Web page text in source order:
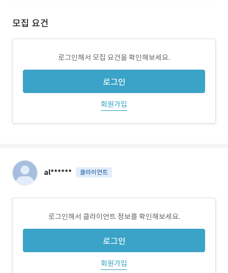
모집 요건
로그인해서 모집 요건을 확인해보세요.
로그인
회원가입
al****** 클라이언트
로그인해서 클라이언트 정보를 확인해보세요.
로그인
회원가입